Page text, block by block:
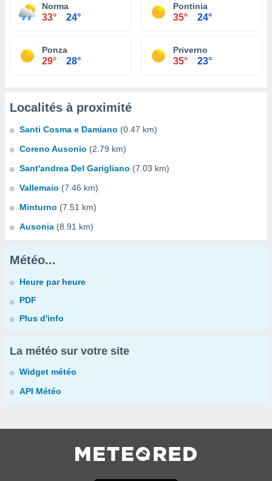
Norma
33° 24°
Pontinia
35° 24°
Ponza
29° 28°
Priverno
35° 23°
Localités à proximité
Santi Cosma e Damiano (0.47 km)
Coreno Ausonio (2.79 km)
Sant'andrea Del Garigliano (7.03 km)
Vallemaio (7.46 km)
Minturno (7.51 km)
Ausonia (8.91 km)
Météo...
Heure par heure
PDF
Plus d'info
La météo sur votre site
Widget météo
API Météo